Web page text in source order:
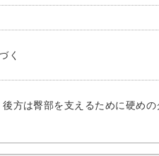
く
方は臀部を支えるために硬めの